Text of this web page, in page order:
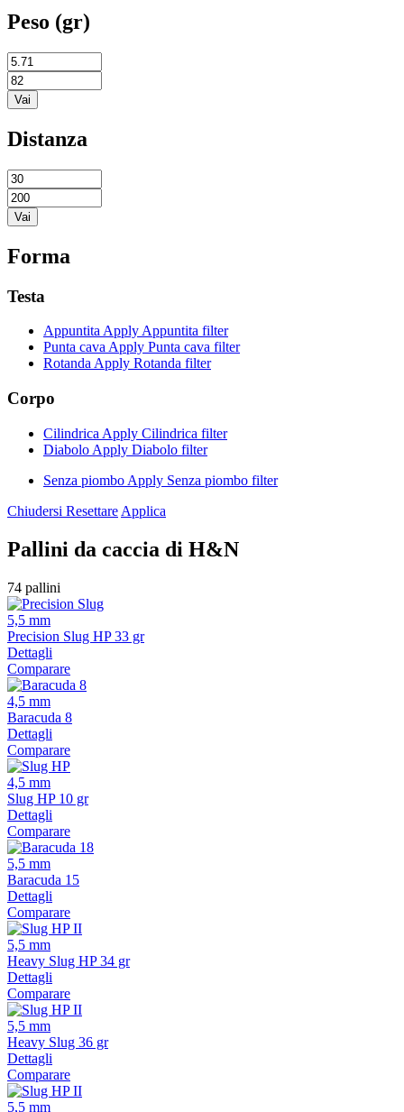
Peso (gr)
Distanza
Forma
Testa
AppuntitaApply Appuntita filter
Punta cavaApply Punta cava filter
RotandaApply Rotanda filter
Corpo
Cilindrica Apply Cilindrica filter
Diabolo Apply Diabolo filter
Senza piombo Apply Senza piombo filter
Chiudersi Resettare Applica
Pallini da caccia di H&N
74 pallini
5,5 mm
Precision Slug HP 33 gr
Dettagli
Comparare
4,5 mm
Baracuda 8
Dettagli
Comparare
4,5 mm
Slug HP 10 gr
Dettagli
Comparare
5,5 mm
Baracuda 15
Dettagli
Comparare
5,5 mm
Heavy Slug HP 34 gr
Dettagli
Comparare
5,5 mm
Heavy Slug 36 gr
Dettagli
Comparare
5,5 mm